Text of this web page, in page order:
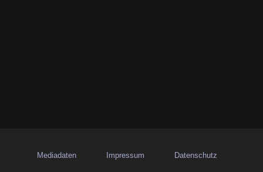
Mediadaten Impressum Datenschutz